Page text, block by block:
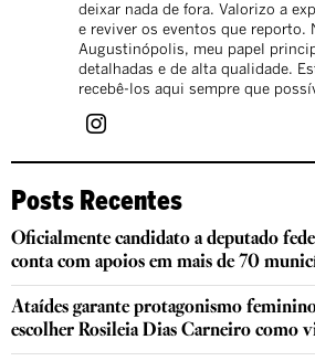
deixar nada de fora. Valorizo a
e reviver os eventos que reporto.
Augustinópolis, meu papel
detalhadas e de alta qualidade.
recebê-los aqui sempre que
Posts Recentes
Oficialmente candidato a deputado
conta com apoios em mais de 70
Ataídes garante protagonismo
escolher Rosileia Dias Carneiro como